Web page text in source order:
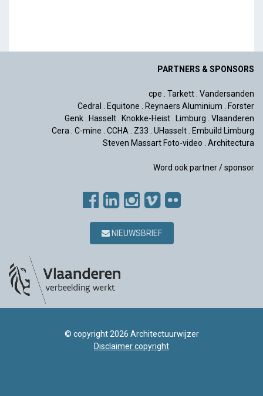
PARTNERS & SPONSORS
cpe Tarkett Vandersanden
Cedral
Equitone Reynaers Aluminium
Forster
Genk
Hasselt Knokke-Heist Limburg
Vlaanderen
Cera
C-mine CCHA Z33 UHasselt
Embuild Limburg
Steven Massart Foto-video
Architectura
Word ook partner / sponsor
NIEUWSBRIEF
© copyright 2026 Architectuurwijzer
Disclaimer copyright